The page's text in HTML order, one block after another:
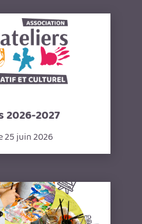
2026-2027
25 juin 2026